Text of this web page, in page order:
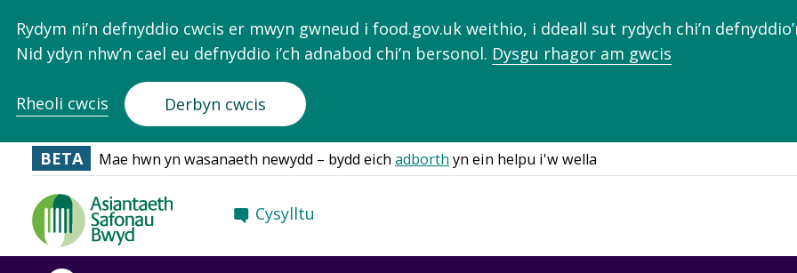
Rydym ni’n defnyddio cwcis er mwyn gwneud i food.gov.uk weithio, i ddeall sut rydych chi’n
Nid ydyn nhw’n cael eu defnyddio i’ch adnabod chi’n bersonol. Dysgu rhagor am gwcis
Rheoli cwcis Derbyn cwcis
BETA Mae hwn yn wasanaeth newydd – bydd eich adborth yn ein helpu i'w wella
Food
Standards
Agency
Cysylltu